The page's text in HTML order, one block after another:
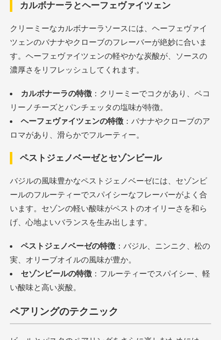
カルボナーラとヘーフェヴァイツェン
クリーミーなカルボナーラソースには、ヘーフェヴァイ
ツェンのバナナやクローブのフレーバーが絶妙に合いま
す。ヘーフェヴァイツェンの軽やかな炭酸が、ソースの
濃厚さをリフレッシュしてくれます。
カルボナーラの特徴 ：クリーミーでコクがあり、ペコ
リーノチーズとパンチェッタの塩味が特徴。
ヘーフェヴァイツェンの特徴 ：バナナやクローブのア
ロマがあり、滑らかでフルーティー。
ペストジェノベーゼとセゾンビール
バジルの風味豊かなペストジェノベーゼには、セゾンビ
ールのフルーティーでスパイシーなフレーバーがよく合
います。セゾンの軽い酸味がペストのオイリーさを和ら
げ、心地よいバランスを生み出します。
ペストジェノベーゼの特徴 ：バジル、ニンニク、松の
実、オリーブオイルの風味が豊か。
セゾンビールの特徴 ：フルーティーでスパイシー、軽
い酸味と高い炭酸。
ペアリングのテクニック